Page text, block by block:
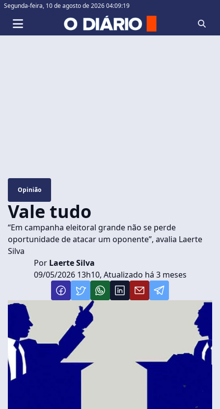
Segunda-feira, 10 de agosto de 2026 04:09:19
Opinião
Vale tudo
“Em campanha eleitoral grande não se perde
oportunidade de atacar um oponente”, avalia Laerte
Silva
PorLaerte Silva
09/05/2026 13h10, Atualizado há 3 meses